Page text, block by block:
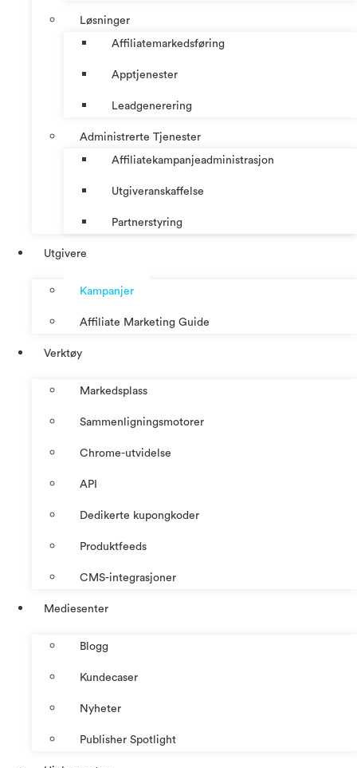
Løsninger
Affiliatemarkedsføring
Apptjenester
Leadgenerering
Administrerte Tjenester
Affiliatekampanjeadministrasjon
Utgiveranskaffelse
Partnerstyring
Utgivere
Kampanjer
Affiliate Marketing Guide
Verktøy
Markedsplass
Sammenligningsmotorer
Chrome-utvidelse
API
Dedikerte kupongkoder
Produktfeeds
CMS-integrasjoner
Mediesenter
Blogg
Kundecaser
Nyheter
Publisher Spotlight